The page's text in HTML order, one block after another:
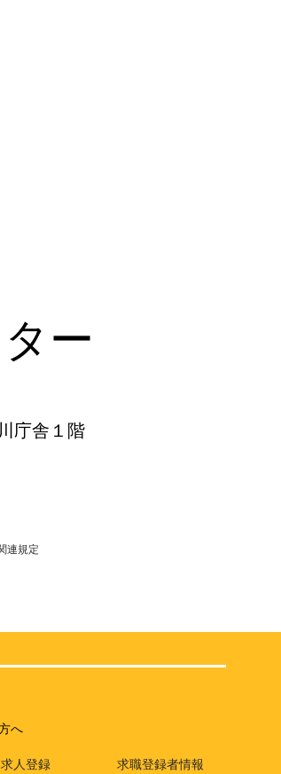
ー
庁舎１階
連規定
へ
求人登録 求職登録者情報